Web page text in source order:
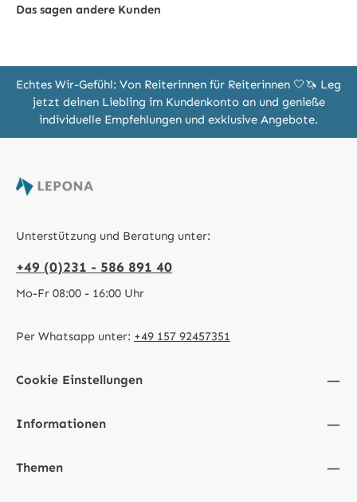
Das sagen andere Kunden
Echtes Wir-Gefühl: Von Reiterinnen für Reiterinnen 🤍🦄 Leg
jetzt deinen Liebling im Kundenkonto an und genieße
individuelle Empfehlungen und exklusive Angebote.
Unterstützung und Beratung unter:
+49 (0)231 - 586 891 40
Mo-Fr 08:00 - 16:00 Uhr
Per Whatsapp unter: +49 157 92457351
Cookie Einstellungen
Informationen
Themen